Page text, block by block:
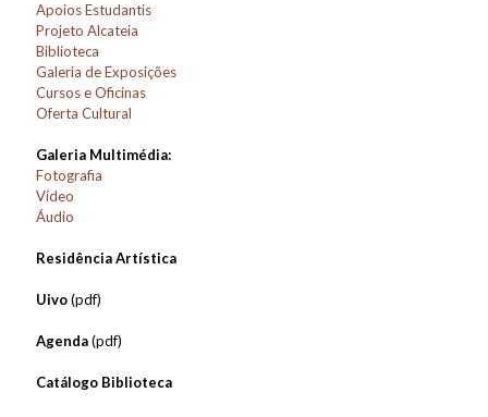
Apoios Estudantis
Projeto Alcateia
Biblioteca
Galeria de Exposições
Cursos e Oficinas
Oferta Cultural
Galeria Multimédia:
Fotografia
Vídeo
Áudio
Residência Artística
Uivo(pdf)
Agenda(pdf)
Catálogo Biblioteca